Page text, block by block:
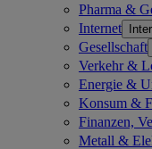
Pharma &
Internet
Gesellschaft
Verkehr &
Energie &
Konsum &
Finanzen,
Metall &